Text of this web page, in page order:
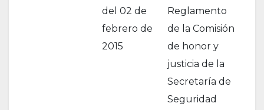
del 02 de
febrero de
2015
Reglamento
de la Comisión
de honor y
justicia de la
Secretaría de
Seguridad